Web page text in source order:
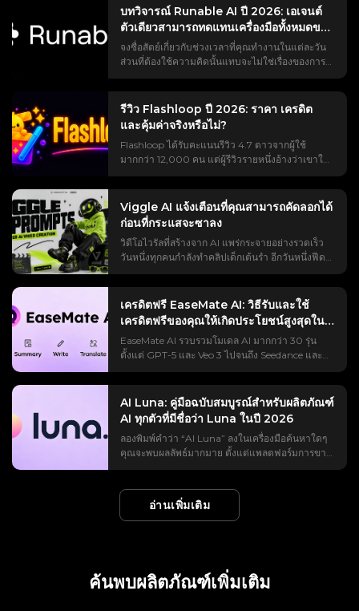
ของ Higgsfield แต่ถ้าคุณเคยลองใช้จริง ๆ คุณคงเจอ
ปัญหาที่บทแนะนำทุกอันข้ามไป เช่น กำแพงการจ่าย
ที่ทำให้เกิดการเปลี่ยนภาพแบบแปลก ๆ แทนที่จะ
เป็นการซูมจริง ๆ ไม่มีวิธีเล็งไปยังตำแหน่งที่ต้องการ
และไม่รู้ว่าเสียง "หวือ" มาจากไหน หน้าเดียวนี้จะพา
คุณตั้งแต่คำถาม “นี่คืออะไร?” ไปจนถึงคลิปวิดีโอที่
เสร็จสมบูรณ์และสมบูรณ์แบบ: คำตอบที่ตรงไปตรง
มาเกี่ยวกับเวอร์ชันฟรีและเวอร์ชันเสียเงิน คำแนะนำ
ในการคัดลอกและวางที่ถูกต้อง วิธีการซูมไปยังเมือง
ใดเมืองหนึ่ง เทคนิคการตัดต่อคลิปย้อนกลับ การ
ออกแบบเสียง และทางเลือกฟรีสำหรับกรณีที่ข้อจำกัด
ของ Higgsfield เป็นอุปสรรค ปรากฏการณ์ซูมออก
จะเปิดใช้งานเครื่องมือนี้ การรู้รายละเอียดเกี่ยวกับ
ผลลัพธ์และค่าใช้จ่ายของมันอย่างแน่ชัดจะช่วยได้
มาก เพราะคำถามที่ว่า "มันฟรีหรือเปล่า?" เป็น
ประเด็นสำคัญที่สุดที่มักพบในส่วนแสดงความคิดเห็น
เสมอ ผลกระทบที่เกิดขึ้น (บุคคล → เมือง → ทวีป →
อย่างต่อเนื่องเพียงครั้งเดียว ครอบคลุมมาตราส่วนที่
แตกต่างกันอย่างมาก ภาพเริ่มต้นด้วยการซูมเข้าใกล้
ตัวแบบ จากนั้นค่อยๆ ถอยห่างออกไป — ผ่านถนน
เหนือเมือง เหนือทวีป และสุดท้ายก็ซูมออกไปจนถึง
ส่วนโค้งทั้งหมดของโลกตัดกับอวกาศสีดำ เหตุผลที่
หยุดนิ่งเลย พรีเซ็ตการเคลื่อนไหว Earth Zoom Out
ของ Higgsfield จำลองเส้นทางการเคลื่อนที่ของกล้อง
ตามหลักฟิสิกส์หนึ่งเส้นทางด้วยภูมิประเทศสไตล์
ดาวเทียม ทำให้การเปลี่ยนแปลงขนาดดูเป็น
ธรรมชาติ ไม่ใช่การตัดต่อ เหตุผลที่มันกำลังเป็นไวรัล
บน TikTok, Reels และ Shorts เอฟเฟ็กต์นี้ได้ผล
เพราะมันเป็นการเปิดเผยที่ดึงดูดความสนใจจนหยุดดู
ธรรมดาให้กลายเป็นภาพระดับดาวเคราะห์ ซึ่งเป็นสิ่ง
ที่อัลกอริทึมของฟีดให้รางวัลอย่างแท้จริง ผู้สร้างมัก
เดียว ซึ่งเป็นสัญญาณที่ดีว่าความต้องการ (และ
ปริมาณการค้นหา) นั้นมีอยู่จริง โปรแกรม Higgsfield
บทวิจารณ์ Runable AI ปี 2026: เอเจนต์
ตัวเดียวสามารถทดแทนเครื่องมือทั้งหมดของ
คุณได้จริงหรือไม่?
จงซื่อสัตย์เกี่ยวกับช่วงเวลาที่คุณทำงานในแต่ละวัน
ส่วนที่ต้องใช้ความคิดนั้นแทบจะไม่ใช่เรื่องของการ
คิดวิเคราะห์เลย มันคือการสลับไปมาระหว่าง
ChatGPT, Canva, Webflow และกล่องจดหมาย
ของคุณ โดยการคัดลอกผลลัพธ์จากเครื่องมือหนึ่งไป
ยังอีกเครื่องมือหนึ่ง Runable AI กล่าวว่าสามารถย่อ
การแข่งขันวิ่งผลัดทั้งหมดให้เหลือเพียงการแชทเดียว
และยืนยันคำกล่าวอ้างนี้ด้วยคะแนน 92.1% จาก
เกณฑ์มาตรฐานของเอเจนต์ GAIA ปัญหาอยู่ที่ผลการ
ค้นหา บทวิจารณ์ส่วนใหญ่เป็นบทวิจารณ์ที่ได้รับการ
สนับสนุน ซึ่งมักจะชมเชยเดโมโดยไม่ระบุรายละเอียด
ผู้ร่วมงาน และละเลยข้อจำกัดต่างๆ ดังนั้นคุณจึงต้อง
เดาว่า Runable เป็นตัวแทนที่คอยช่วยเหลือคุณ
จริงๆ หรือเป็นเพียงแชทบอทที่พูดเสียงดังกว่าเดิมกัน
แน่ บทวิจารณ์นี้จะตอบคำถามเหล่านั้น: Runable AI
คืออะไร ทำงานอย่างไร สร้างอะไรได้บ้าง ราคาจริง
และการคำนวณเครดิต การเปรียบเทียบแบบตัวต่อตัว
การสร้างกระแสใน Reddit เพื่อให้คุณสามารถตัดสิน
ใจได้ก่อนที่จะใช้เครดิต Runable AI คืออะไร? (และ
สิ่งที่ไม่ใช่) AI ที่ใช้งานได้จริง คือเอเจนต์ AI ทั่วไป:
ซอฟต์แวร์ที่วางแผนและดำเนินการงานดิจิทัล
ที่อธิบายวิธีการสร้างสไลด์ กับผู้ช่วยที่ส่งไฟล์ที่เสร็จ
สมบูรณ์แล้วให้คุณ AI ที่ใช้งานได้จริงในประโยค
เดียว (เอเจนต์ vs แชทบอท) แชทบอทจะตอบกลับ
การกระทำที่สามารถดำเนินการได้ ฟังก์ชันนี้ใช้งาน
ได้กับแอปพลิเคชันที่เชื่อมต่อและคอมพิวเตอร์เสมือน
ประเด็นสำคัญทั้งหมด และเป็นมุมมองหลักสำหรับทุก
สิ่งที่จะกล่าวถึงต่อไป Runable เทียบกับ Run:ai
เทียบกับ LangChain ชื่อ “Runnable” กับ
เว็บไซต์อยู่ที่ runable.com (และ runableai.com)
และเป็นตัวแทนในรีวิวนี้ Run:ai เป็นแพลตฟอร์ม
รีวิว Flashloop ปี 2026: ราคา เครดิต
และคุ้มค่าจริงหรือไม่?
Flashloop ได้รับคะแนนรีวิว 4.7 ดาวจากผู้ใช้
มากกว่า 12,000 คน แต่ผู้รีวิวรายหนึ่งอ้างว่าเขาใช้
เครดิตไปถึง 75% ภายในเวลาเพียงสี่วัน แล้วเวอร์ชั่น
ไหนเป็นเรื่องจริงล่ะ? ช่องว่างนั้นแหละคือเหตุผลที่
ทำให้แอปนี้ใช้งานยาก ลองค้นหาคำว่า “flashloop”
ดูสิ คุณจะพบลิงก์พันธมิตรที่พยายามโปรโมตโค้ด
รีวิวบน Reddit ที่มีคนลบไปแล้ว ไม่มีใครเปิดเผยส่วน
ที่คุณต้องการทราบจริงๆ นั่นก็คือ ราคาเท่าไหร่
เครดิตจะหมดเร็วแค่ไหน และผลลัพธ์ที่ได้คุ้มค่ากับ
การจ่ายเงินหรือไม่ บทวิจารณ์นี้จะแก้ไขปัญหาเหล่า
นั้น — ราคาที่แท้จริง วิธีการคำนวณเครดิตที่คู่แข่ง
มักปกปิด ข้อร้องเรียนที่เกิดขึ้นซ้ำแล้วซ้ำเล่า และทาง
เลือกอื่นๆ ที่น่าพิจารณาก่อนสมัครใช้บริการ
Flashloop คืออะไร และทำงานอย่างไร? Flashloop
เป็นแอปพลิเคชันสร้างวิดีโอด้วย AI สำหรับมือถือ ที่
แปลงข้อความหรือภาพนิ่งให้เป็นคลิปสั้น ๆ โดยใช้
นอกจากนี้ยังสร้างภาพด้วย AI อีกด้วย แนวคิดนั้น
เรียบง่าย: วิดีโอคุณภาพระดับสตูดิโอบนโทรศัพท์ของ
คุณ ไม่จำเป็นต้องมีทักษะการตัดต่อ และมีนางแบบ
ชั้นนำมากมายรวมอยู่ในแพ็กเกจเดียว แทนที่จะต้อง
ล็อกอินแยกกันถึงห้าบัญชี ในทางปฏิบัติ คุณเพียงแค่
รูปภาพเป็นกรอบเริ่มต้น) แล้วปล่อยให้โปรแกรมสร้าง
ภาพขึ้นมา แอปสำเร็จรูปช่วยจัดการเอฟเฟ็กต์ไวรัล
ได้ด้วยการแตะเพียงครั้งเดียว ซึ่งเป็นวิธีที่คนส่วน
Technologies (15557640 Canada Inc.) ซึ่งตั้งอยู่ใน
เมืองมอนทรีออล และเวอร์ชันแรกจะวางจำหน่ายใน
Viggle AI แจ้งเตือนที่คุณสามารถคัดลอกได้
ก่อนที่กระแสจะซาลง
วิดีโอไวรัลที่สร้างจาก AI แพร่กระจายอย่างรวดเร็ว
วันหนึ่งทุกคนกำลังทำคลิปเด็กเต้นรำ อีกวันหนึ่งฟีด
ของคุณก็เต็มไปด้วยคลิปตัดต่ออนิเมะ คลิปฟุตบอล
มีมซูเปอร์ฮีโร่ และวิดีโอลิปซิงค์ Viggle AI ช่วย
ให้การสร้างวิดีโอเหล่านี้ง่ายขึ้น แต่ทางลัดที่แท้จริง
ไม่ได้อยู่ที่ตัวเครื่องมือเอง นี่คือข้อความแจ้งเตือน
แพลตฟอร์มนี้สร้างขึ้นเพื่อการสร้างวิดีโอด้วย AI ที่
ควบคุมได้ ช่วยให้ผู้ใช้สามารถเปลี่ยนรูปถ่ายเป็น
วิดีโอเต้นรำ วิดีโอลิปซิงค์ วิดีโอสไตล์มีม และวิดีโอ
การแสดงต่างๆ ได้ แต่ถ้าโจทย์ของคุณคลุมเครือเกิน
ไป ผลลัพธ์ที่ได้อาจดูไม่ชัด แข็งทื่อ หรือตกยุคไปเลย
คู่มือนี้จะช่วยคุณค้นหาพรอมต์ AI ของ Viggle ที่ใช้
งานได้จริงตามหมวดหมู่ เพื่อให้คุณสามารถคัดลอก
วาง ปรับแต่ง และสร้างสรรค์ผลงานได้เร็วขึ้นสำหรับ
TikTok, Instagram Reels, YouTube Shorts, มีม,
วิดีโอตัดต่อโดยแฟนคลับ, มิวสิกวิดีโอ และแอนิเมชั่น
ตัวละคร ข้อความแจ้งเตือน AI ของ Viggle อยู่
ที่ไหน? คุณสามารถค้นหาคลิปวิดีโอแนะนำการใช้
งาน AI ที่พร้อมใช้งานได้สองแห่งหลักๆ บนเว็บไซต์
อย่างเป็นทางการของ Viggle AI คำแนะนำเหล่านี้มา
แรก: บนหน้าแรก หลังจากเข้าสู่เว็บไซต์อย่างเป็น
ทางการของ Viggle AI แล้ว ให้เลื่อนลงมาจนกว่าจะ
เครดิตฟรี EaseMate AI: วิธีรับและใช้
เครดิตฟรีของคุณให้เกิดประโยชน์สูงสุดในปี
2026
EaseMate AI รวบรวมโมเดล AI มากกว่า 30 รุ่น
ตั้งแต่ GPT-5 และ Veo 3 ไปจนถึง Seedance และ
Midjourney ไว้ในแพลตฟอร์มเดียว ฟังดูดีจนกระทั่ง
คุณรู้ว่าวิดีโอ Veo 3 หนึ่งคลิปใช้เครดิตถึง 140
เครดิต ในขณะที่ผู้สมัครใหม่จะได้รับเพียง 30 เครดิต
เท่านั้น แพลตฟอร์ม AI เกือบทุกแพลตฟอร์มโฆษณา
ตัวเองว่าเป็น "ฟรี" แต่กลับให้ผลลัพธ์เพียงเล็กน้อย
ก่อนที่จะแสดงหน้าจอให้ชำระเงิน EaseMate ใช้
กลยุทธ์ที่คล้ายคลึงกัน แต่กลไกการสะสมเครดิตของ
มันนั้นใจกว้างกว่าแอปส่วนใหญ่ หากคุณเรียนรู้ระบบ
ฟรีสำหรับ EaseMate AI ต้นทุนที่แท้จริงของแต่ละ
ฟีเจอร์ ระยะเวลาหมดอายุที่ต้องระวัง และกลยุทธ์ใน
ไม่ต้องเสียเงินสักบาท EaseMate AI คืออะไร?
EaseMate AI ทำหน้าที่เป็นศูนย์กลางแบบครบวงจร
AI Luna: คู่มือฉบับสมบูรณ์สำหรับผลิตภัณฑ์
AI ทุกตัวที่มีชื่อว่า Luna ในปี 2026
ลองพิมพ์คำว่า “AI Luna” ลงในเครื่องมือค้นหาใดๆ
คุณจะพบผลลัพธ์มากมาย ตั้งแต่แพลตฟอร์มการขาย
ราคา 2,500 ดอลลาร์ต่อเดือน กล้องรักษาความ
ราคา 41,000 ดอลลาร์ ทั้งหมดนี้อยู่ในหน้าเดียวกัน
มีผลิตภัณฑ์ที่ไม่เกี่ยวข้องกันมากกว่า 15 รายการที่ใช้
ชื่อ "Luna" ในระบบ AI ทำให้เกิดความสับสนใน
ทำแผนผังผลิตภัณฑ์หลักทั้งหมดของ AI Luna ในปี
2026 โดยแบ่งตามหมวดหมู่ เพื่อให้คุณสามารถ
อ่านเพิ่มเติม
ค้นพบผลิตภัณฑ์เพิ่มเติม